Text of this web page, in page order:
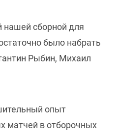
нашей сборной для
было набрать
Рыбин, Михаил
опыт
матчей в отборочных